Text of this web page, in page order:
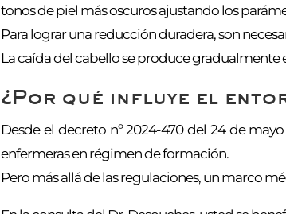
tonos de piel más oscuros ajustando los
Para lograr una reducción duradera, son
La caída del cabello se produce gradualmente
¿Por qué influye el
Desde el decreto nº 2024-470 del 24 de
enfermeras en régimen de formación.
Pero más allá de las regulaciones, un marco